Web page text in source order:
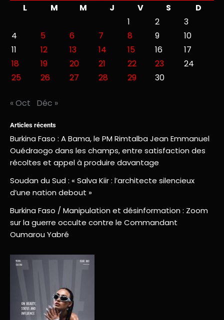
L
M M J V S
D
1
2
3
4
5 6 7 8 9
10
11
12 13 14 15 16
17
18
19 20 21 22 23
24
25
26 27 28 29 30
« Oct Déc »
Articles récents
Burkina Faso : A Bama, le PM Rimtalba Jean Emmanuel
Ouédraogo dans les champs, entre satisfaction des
récoltes et appel à produire davantage
Soudan du Sud : « Salva Kiir : l’architecte silencieux
d’une nation debout »
Burkina Faso / Manipulation et désinformation : Zoom
sur la guerre occulte contre le Commandant
Oumarou Yabré